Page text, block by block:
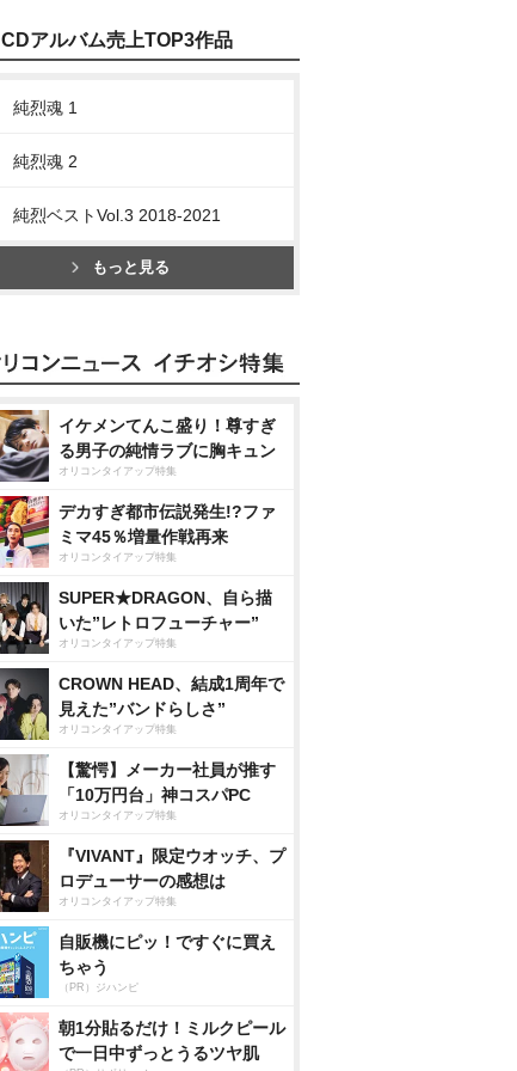
CDアルバム売上TOP3作品
純烈魂 1
純烈魂 2
純烈ベストVol.3 2018-2021
もっと見る
イケメンてんこ盛り！尊すぎ
る男子の純情ラブに胸キュン
オリコンタイアップ特集
デカすぎ都市伝説発生!?ファ
ミマ45％増量作戦再来
オリコンタイアップ特集
SUPER★DRAGON、自ら描
いた”レトロフューチャー”
オリコンタイアップ特集
CROWN HEAD、結成1周年で
見えた”バンドらしさ”
オリコンタイアップ特集
【驚愕】メーカー社員が推す
「10万円台」神コスパPC
オリコンタイアップ特集
『VIVANT』限定ウオッチ、プ
ロデューサーの感想は
オリコンタイアップ特集
自販機にピッ！ですぐに買え
ちゃう
（PR）ジハンピ
朝1分貼るだけ！ミルクピール
で一日中ずっとうるツヤ肌